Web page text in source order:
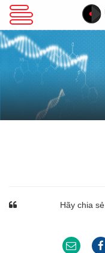
VBA Excel
Excel Cơ Bản
Excel Nâng
Hãy chia